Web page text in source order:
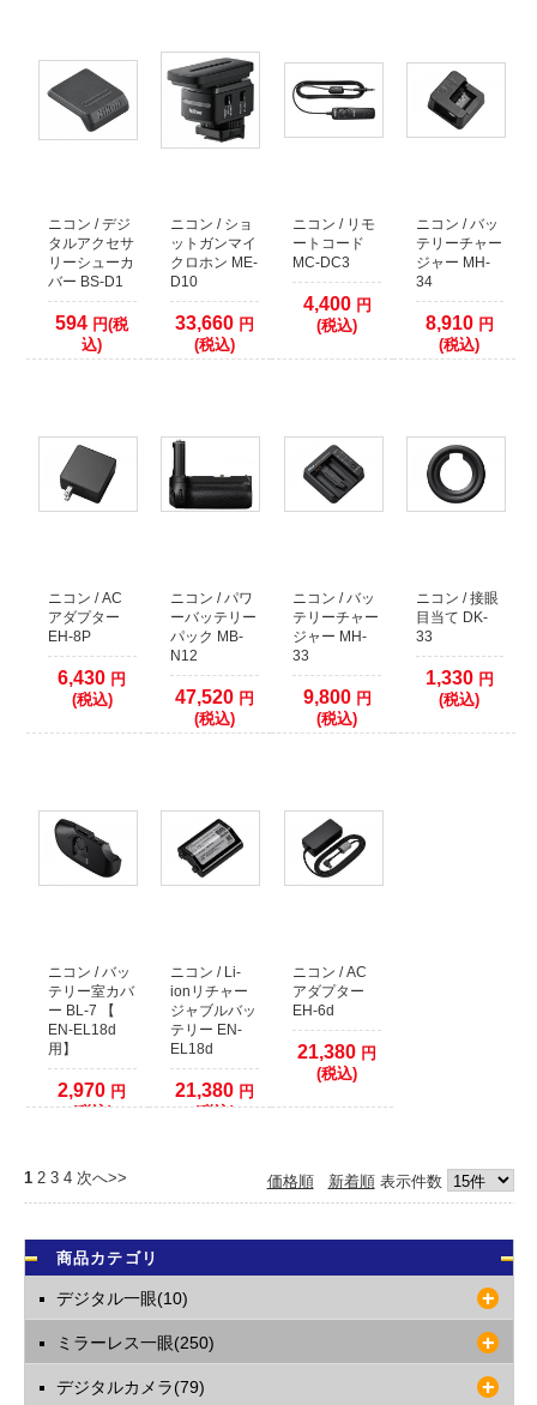
運送業者の代金引換手数料改定に伴い、50万円以上の代金引換のご注文に関し
まして取り扱いを終了いたします。
複数の代金引換注文で合計額が50万円以上になる場合は、同日での発送ができ
ません。発送日をずらしますので納期が余分にかかります。
あらかじめご了承くださいますようお願いいたします。
店頭でのご購入希望のお客様へ
当店の商品は、ほとんどが倉庫で保管しておりますので
WEBサイトで在庫有りとなっておりましても、店頭には無い場合がございま
WEBサイトでご注文をしていない場合には、事前に店舗へご連絡していただき
ますようお願いいたします。
ニコン / デジ
タルアクセサ
リーシューカ
バー BS-D1
594 円(税
込)
ニコン / ショ
ットガンマイ
クロホン ME-
D10
33,660円
(税込)
ニコン / リモ
ートコード
MC-DC3
4,400円
(税込)
ニコン / バッ
テリーチャー
ジャー MH-
34
8,910円
(税込)
ニコン / AC
アダプター
EH-8P
6,430 円
(税込)
ニコン / パワ
ーバッテリー
パック MB-
N12
47,520円
(税込)
ニコン / バッ
テリーチャー
ジャー MH-
33
9,800円
(税込)
ニコン / 接眼
目当て DK-
33
1,330円
(税込)
ニコン / バッ
テリー室カバ
ー BL-7 【
EN-EL18d
用】
2,970 円
(税込)
ニコン / Li-
ionリチャー
ジャブルバッ
テリー EN-
EL18d
21,380円
(税込)
ニコン / AC
アダプター
EH-6d
21,380 円
(税込)
価格順 新着順表示件数
1 2 3 4 次へ>>
商品カテゴリ
デジタル一眼(10)
ミラーレス一眼(250)
デジタルカメラ(79)